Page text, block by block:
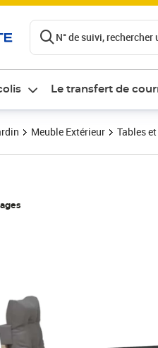
N° de suivi,
Le transfert de
Meuble Extérieur Tables